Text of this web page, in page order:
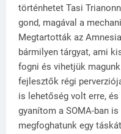
történhetet Tasi
gond, magával a
Megtartották az
bármilyen tárgyat, ami
fogni és vihetjük
fejlesztők régi
is lehetőség volt erre,
gyanítom a SOMA-ban
megfoghatunk egy